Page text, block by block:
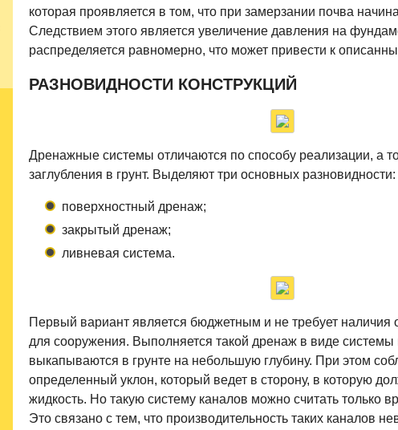
которая проявляется в том, что при замерзании почва
Следствием этого является увеличение давления на
распределяется равномерно, что может привести к
РАЗНОВИДНОСТИ КОНСТРУКЦИЙ
Дренажные системы отличаются по способу реализации, а
заглубления в грунт. Выделяют три основных разновидности:
поверхностный дренаж;
закрытый дренаж;
ливневая система.
Первый вариант является бюджетным и не требует наличия
для сооружения. Выполняется такой дренаж в виде системы
выкапываются в грунте на небольшую глубину. При этом
определенный уклон, который ведет в сторону, в которую
жидкость. Но такую систему каналов можно считать только
Это связано с тем, что производительность таких каналов